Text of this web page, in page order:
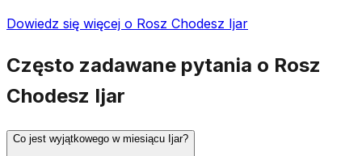
Dowiedz się więcej o Rosz Chodesz Ijar
Często zadawane pytania o Rosz
Chodesz Ijar
Co jest wyjątkowego w miesiącu Ijar?